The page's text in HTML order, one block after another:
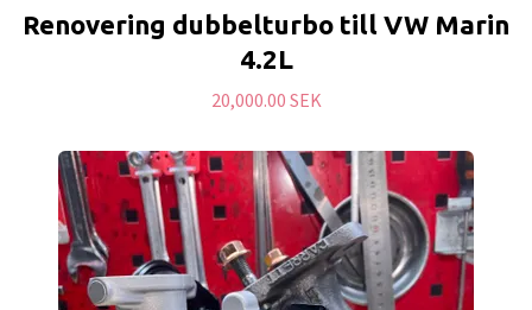
Renovering dubbelturbo till VW Marin
4.2L
20,000.00 SEK